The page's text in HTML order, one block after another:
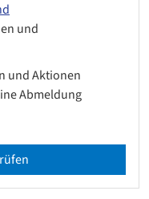
und
und Aktionen
Abmeldung